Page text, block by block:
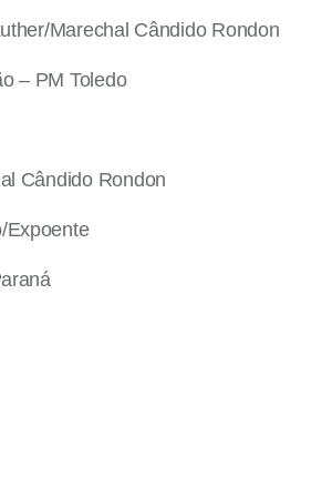
Marechal Cândido Rondon
– PM Toledo
Cândido Rondon
Expoente
Paraná